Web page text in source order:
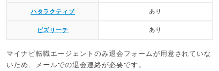
ハタラクティブ あり
ビズリーチ あり
マイナビ転職エージェントのみ退会フォームが用意されていな
いため、メールでの退会連絡が必要です。